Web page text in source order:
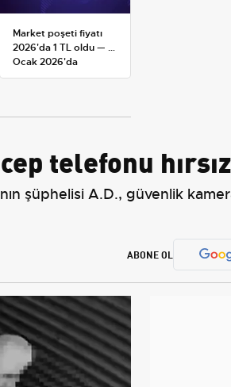
Market poşeti fiyatı
2026'da 1 TL oldu — 1
Ocak 2026'da
yürürlüğe giren tarife
telefonu
şüphelisi A.D., güvenlik
ABONE OL